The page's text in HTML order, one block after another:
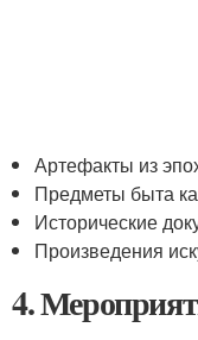
Артефакты из
Предметы быта
Исторические
Произведения
4.